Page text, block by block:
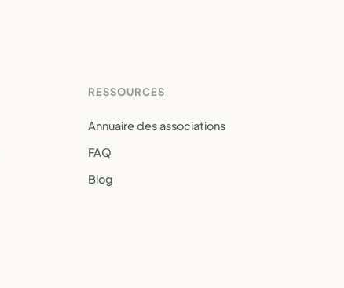
RESSOURCES
Annuaire des associations
FAQ
Blog